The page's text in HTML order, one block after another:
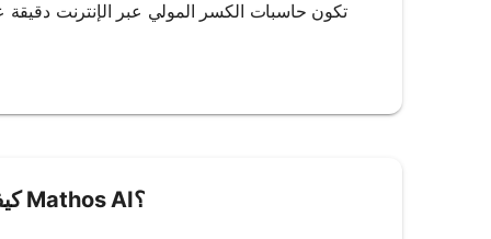
تكون حاسبات الكسر المولي عبر الإنترنت
كيفية استخدام حاسبة الكسر المولي من Mathos AI؟